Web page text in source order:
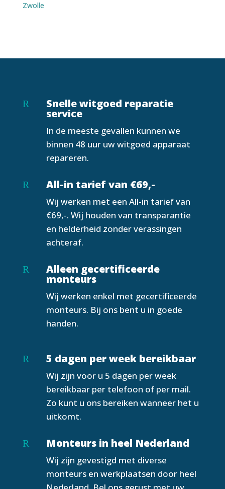
Zwolle
R Snelle witgoed reparatie
service
In de meeste gevallen kunnen we
binnen 48 uur uw witgoed apparaat
repareren.
R All-in tarief van €69,-
Wij werken met een All-in tarief van
€69,-. Wij houden van transparantie
en helderheid zonder verassingen
achteraf.
R Alleen gecertificeerde
monteurs
Wij werken enkel met gecertificeerde
monteurs. Bij ons bent u in goede
handen.
R 5 dagen per week bereikbaar
Wij zijn voor u 5 dagen per week
bereikbaar per telefoon of per mail.
Zo kunt u ons bereiken wanneer het u
uitkomt.
R Monteurs in heel Nederland
Wij zijn gevestigd met diverse
monteurs en werkplaatsen door heel